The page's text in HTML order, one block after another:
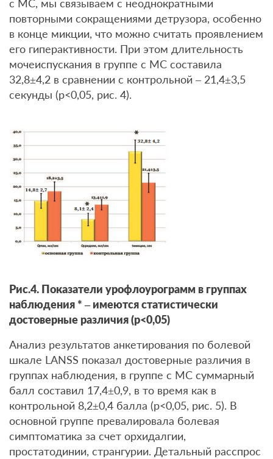
с МС, мы связываем с неоднократными
повторными сокращениями детрузора, особенно
в конце микции, что можно считать проявлением
его гиперактивности. При этом длительность
мочеиспускания в группе с МС составила
32,8±4,2 в сравнении с контрольной – 21,4±3,5
секунды (р<0,05, рис. 4).
Рис.4. Показатели урофлоурограмм в группах
наблюдения * – имеются статистически
достоверные различия (р<0,05)
Анализ результатов анкетирования по болевой
шкале LANSS показал достоверные различия в
группах наблюдения, в группе с МС суммарный
балл составил 17,4±0,9, в то время как в
контрольной 8,2±0,4 балла (р<0,05, рис. 5). В
основной группе превалировала болевая
симптоматика за счет орхидалгии,
простатодинии, странгурии. Детальный расспрос